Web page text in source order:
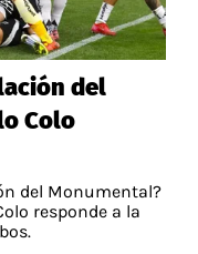
del
Colo
del Monumental?
responde a la